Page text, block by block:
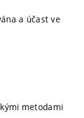
a účast ve
metodami